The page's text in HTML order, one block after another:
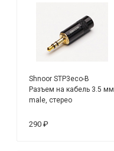
Shnoor STP3eco-B
Разъем на кабель 3.5 мм
male, стерео
290 ₽